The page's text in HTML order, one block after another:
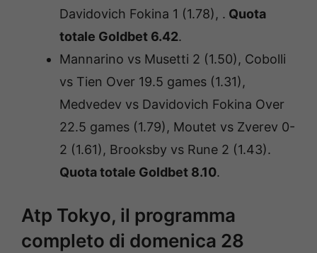
Davidovich Fokina 1 (1.78), . Quota
totale Goldbet 6.42.
Mannarino vs Musetti 2 (1.50), Cobolli
vs Tien Over 19.5 games (1.31),
Medvedev vs Davidovich Fokina Over
22.5 games (1.79), Moutet vs Zverev 0-
2 (1.61), Brooksby vs Rune 2 (1.43).
Quota totale Goldbet 8.10.
Atp Tokyo, il programma
completo di domenica 28